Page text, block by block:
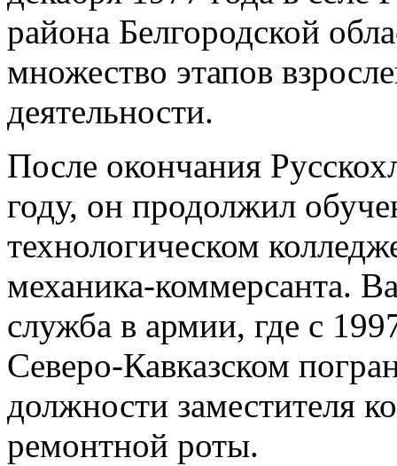
района Белгородской
множество этапов
деятельности.
После окончания
году, он продолжил
технологическом
механика-коммерсанта.
служба в армии, где с
Северо-Кавказском
должности заместителя
ремонтной роты.